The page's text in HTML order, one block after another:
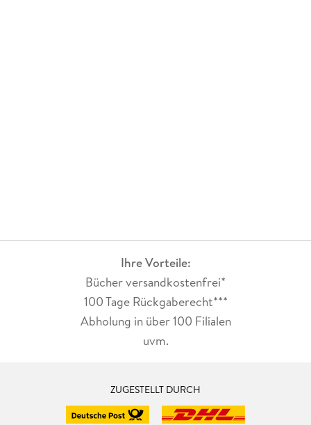
Ihre Vorteile:
Bücher versandkostenfrei*
100 Tage Rückgaberecht***
Abholung in über 100 Filialen
uvm.
ZUGESTELLT DURCH